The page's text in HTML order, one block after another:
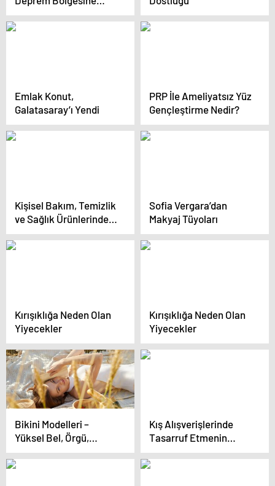
Desteği: 6,8 Milyar Lira
Ticaret
Emlak Konut,
Galatasaray’ı Yendi
PRP İle Ameliyatsız Yüz
Gençleştirme Nedir?
Kişisel Bakım, Temizlik
ve Sağlık Ürünlerinde
%40’a Varan İndirim
Sofia Vergara’dan
Makyaj Tüyoları
Kırışıklığa Neden Olan
Yiyecekler
Kırışıklığa Neden Olan
Yiyecekler
Bikini Modelleri –
Yüksel Bel, Örgü,
Şortlu Bikini Ve Mayo
Modelleri
Kış Alışverişlerinde
Tasarruf Etmenin
Yolları